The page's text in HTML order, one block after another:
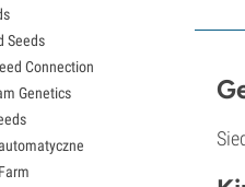
Kush
Dream
Haze
Bruce Banner
Diesel
Herer
Seeds
Connection
Genetics